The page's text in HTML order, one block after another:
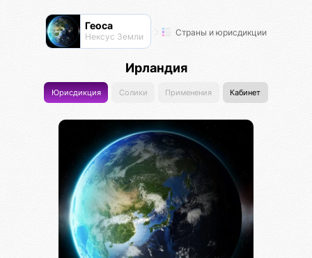
Геоса
Нексус Земли Страны и юрисдикции
Ирландия
Юрисдикция Солики Применения Кабинет